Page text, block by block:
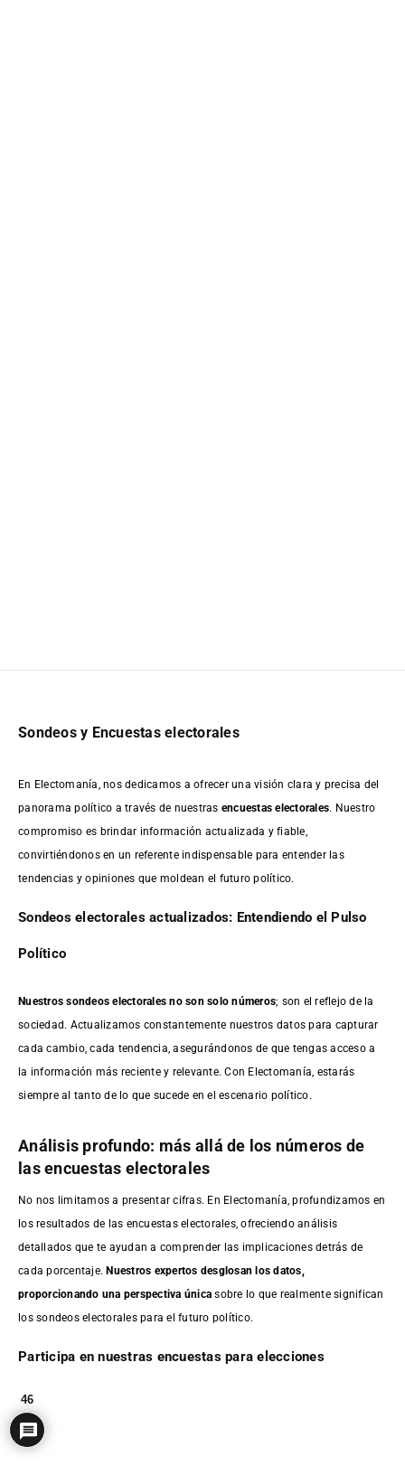
Sondeos y Encuestas electorales
En Electomanía, nos dedicamos a ofrecer una visión clara y precisa del
panorama político a través de nuestras encuestas electorales. Nuestro
compromiso es brindar información actualizada y fiable,
convirtiéndonos en un referente indispensable para entender las
tendencias y opiniones que moldean el futuro político.
Sondeos electorales actualizados: Entendiendo el Pulso
Político
Nuestros sondeos electorales no son solo números; son el reflejo de la
sociedad. Actualizamos constantemente nuestros datos para capturar
cada cambio, cada tendencia, asegurándonos de que tengas acceso a
la información más reciente y relevante. Con Electomanía, estarás
siempre al tanto de lo que sucede en el escenario político.
Análisis profundo: más allá de los números de
las encuestas electorales
No nos limitamos a presentar cifras. En Electomanía, profundizamos en
los resultados de las encuestas electorales, ofreciendo análisis
detallados que te ayudan a comprender las implicaciones detrás de
cada porcentaje.Nuestros expertos desglosan los datos,
proporcionando una perspectiva única sobre lo que realmente significan
los sondeos electorales para el futuro político.
Participa en nuestras encuestas para elecciones
46